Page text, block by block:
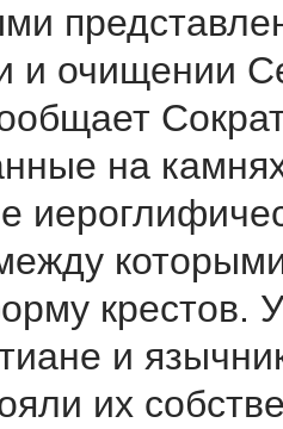
и очищении
на
крестов.
и
их